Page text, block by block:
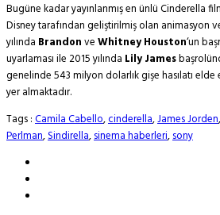
Bugüne kadar yayınlanmış en ünlü Cinderella
Disney tarafından geliştirilmiş olan animasyon
yılında BrandonveWhitney Houston‘un
uyarlaması ile 2015 yılında Lily James
genelinde 543 milyon dolarlık gişe hasılatı
yer almaktadır.
Tags :Camila Cabello,cinderella,James Jorden,
Perlman,Sindirella,sinema haberleri,sony